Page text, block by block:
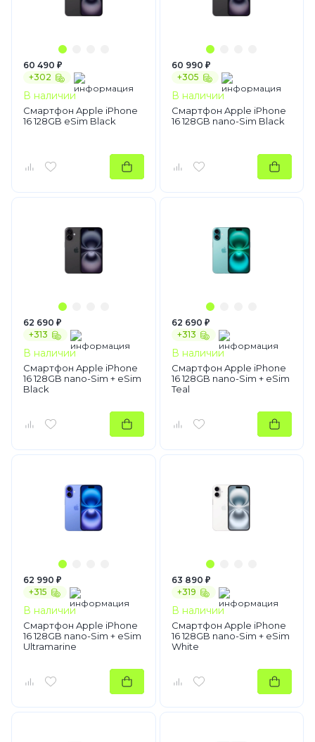
60 490 ₽
+302
В наличии
Смартфон Apple iPhone
16 128GB eSim Black
60 990 ₽
+305
В наличии
Смартфон Apple iPhone
16 128GB nano-Sim Black
62 690 ₽
+313
В наличии
Смартфон Apple iPhone
16 128GB nano-Sim + eSim
Black
62 690 ₽
+313
В наличии
Смартфон Apple iPhone
16 128GB nano-Sim + eSim
Teal
62 990 ₽
+315
В наличии
Смартфон Apple iPhone
16 128GB nano-Sim + eSim
Ultramarine
63 890 ₽
+319
В наличии
Смартфон Apple iPhone
16 128GB nano-Sim + eSim
White